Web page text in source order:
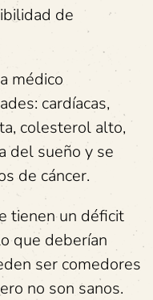
de
médico
cardíacas,
colesterol alto,
del sueño y se
de cáncer.
tienen un déficit
que deberían
ser comedores
no son sanos.